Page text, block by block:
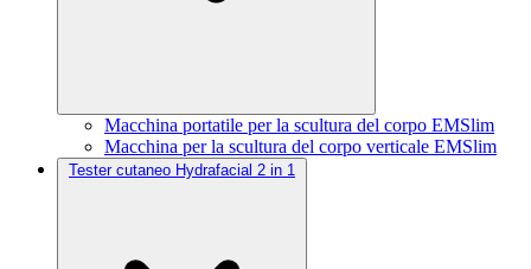
Macchina portatile per la scultura del corpo EMSlim
Macchina per la scultura del corpo verticale EMSlim
Tester cutaneo Hydrafacial 2 in 1